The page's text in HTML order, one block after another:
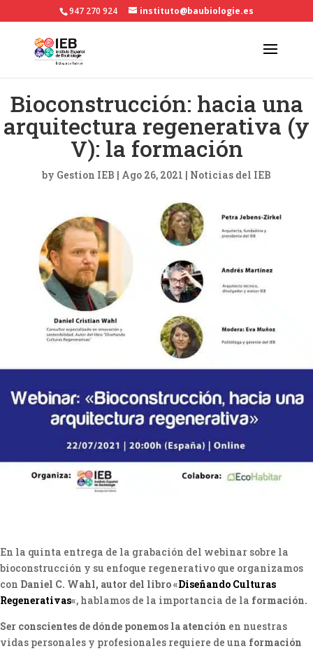
947 270 924 instituto@baubiologie.es
Bioconstrucción: hacia una
arquitectura regenerativa (y
V): la formación
by Gestion IEB | Ago 26, 2021 | Noticias del IEB
En la quinta entrega de la grabación del webinar sobre la
bioconstrucción y su enfoque regenerativo que organizamos
con Daniel C. Wahl, autor del libro «Diseñando Culturas
Regenerativas«, hablamos de la importancia de la formación.
Ser conscientes de dónde ponemos la atención en nuestras
vidas personales y profesionales requiere de una formación